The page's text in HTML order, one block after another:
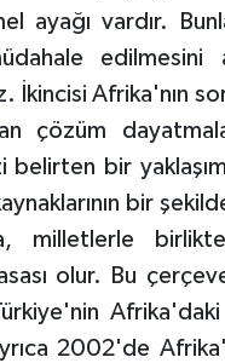
ayağı vardır.
İkincisi Afrika'nın
çözüm
belirten bir
bir
milletlerle
olur. Bu
2002'de